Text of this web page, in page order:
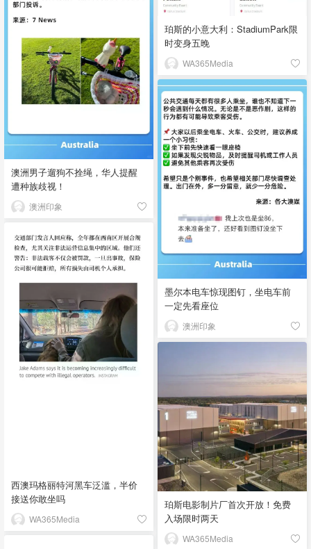
珀斯的小意大利：StadiumPark限
时变身五晚
WA365Media
澳洲男子遛狗不拴绳，华人提醒
遭种族歧视！
澳洲印象
墨尔本电车惊现图钉，坐电车前
一定先看座位
澳洲印象
西澳玛格丽特河黑车泛滥，半价
接送你敢坐吗
WA365Media
珀斯电影制片厂首次开放！免费
入场限时两天
WA365Media